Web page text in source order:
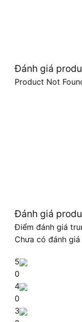
Đánh giá
Product Not
Đánh giá
Điểm đánh giá
Chưa có đánh giá
5
0
4
0
3